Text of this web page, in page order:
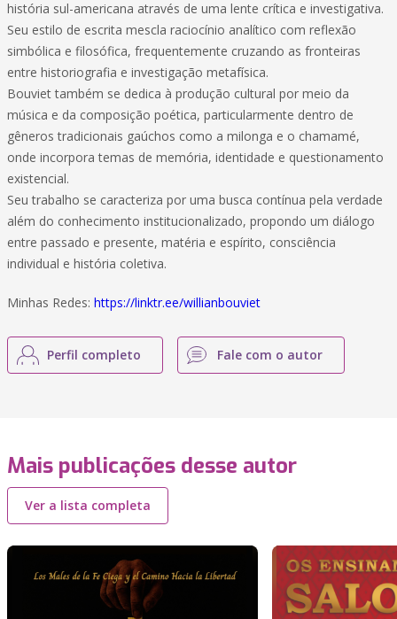
história sul-americana através de uma lente crítica e investigativa.
Seu estilo de escrita mescla raciocínio analítico com reflexão
simbólica e filosófica, frequentemente cruzando as fronteiras
entre historiografia e investigação metafísica.
Bouviet também se dedica à produção cultural por meio da
música e da composição poética, particularmente dentro de
gêneros tradicionais gaúchos como a milonga e o chamamé,
onde incorpora temas de memória, identidade e questionamento
existencial.
Seu trabalho se caracteriza por uma busca contínua pela verdade
além do conhecimento institucionalizado, propondo um diálogo
entre passado e presente, matéria e espírito, consciência
individual e história coletiva.
Minhas Redes: https://linktr.ee/willianbouviet
Perfil completo Fale com o autor
Mais publicações desse autor
Ver a lista completa